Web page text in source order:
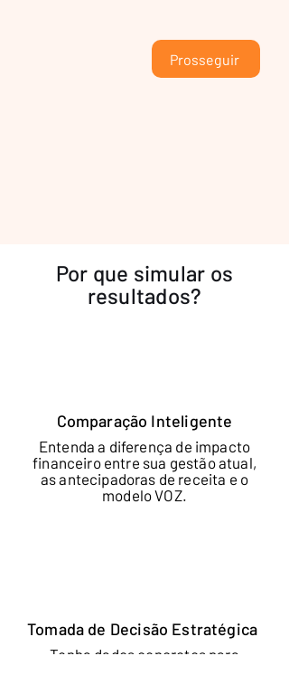
Prosseguir
Por que simular os
resultados?
Comparação Inteligente
Entenda a diferença de impacto
financeiro entre sua gestão atual,
as antecipadoras de receita e o
modelo VOZ.
Tomada de Decisão Estratégica
Tenha dados concretos para